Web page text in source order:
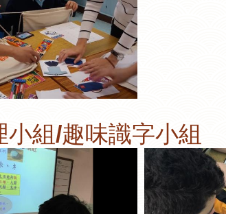
小組/趣味識字小組